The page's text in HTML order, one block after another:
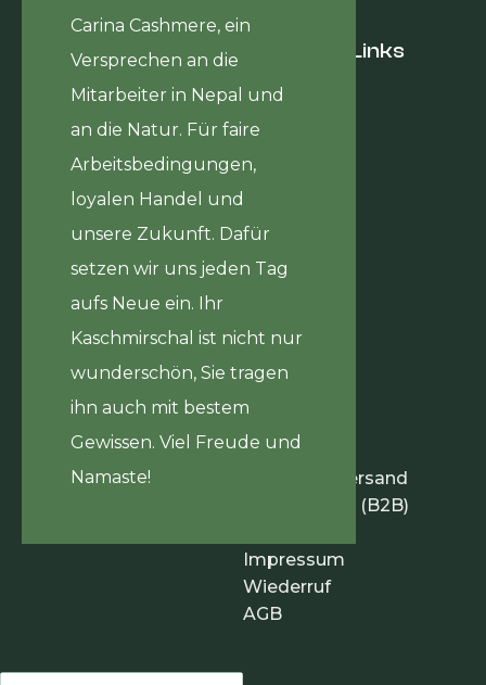
Carina Cashmere, ein
Versprechen an die
Mitarbeiter in Nepal und
an die Natur. Für faire
Arbeitsbedingungen,
loyalen Handel und
unsere Zukunft. Dafür
setzen wir uns jeden Tag
aufs Neue ein. Ihr
Kaschmirschal ist nicht nur
wunderschön, Sie tragen
ihn auch mit bestem
Gewissen. Viel Freude und
Namaste!
Hilfreiche Links
Journal
Über uns
Kontakt
Infos
Zahlung & Versand
Händlerinfos (B2B)
Impressum
Wiederruf
AGB